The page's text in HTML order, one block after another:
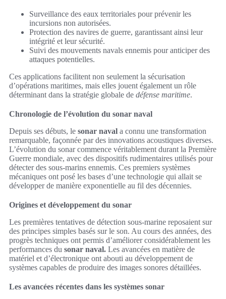
Surveillance des eaux territoriales pour prévenir les
incursions non autorisées.
Protection des navires de guerre, garantissant ainsi leur
intégrité et leur sécurité.
Suivi des mouvements navals ennemis pour anticiper des
attaques potentielles.
Ces applications facilitent non seulement la sécurisation
d’opérations maritimes, mais elles jouent également un rôle
déterminant dans la stratégie globale de défense maritime.
Chronologie de l’évolution du sonar naval
Depuis ses débuts, le sonar naval a connu une transformation
remarquable, façonnée par des innovations acoustiques diverses.
L’évolution du sonar commence véritablement durant la Première
Guerre mondiale, avec des dispositifs rudimentaires utilisés pour
détecter des sous-marins ennemis. Ces premiers systèmes
mécaniques ont posé les bases d’une technologie qui allait se
développer de manière exponentielle au fil des décennies.
Origines et développement du sonar
Les premières tentatives de détection sous-marine reposaient sur
des principes simples basés sur le son. Au cours des années, des
progrès techniques ont permis d’améliorer considérablement les
performances du sonar naval. Les avancées en matière de
matériel et d’électronique ont abouti au développement de
systèmes capables de produire des images sonores détaillées.
Les avancées récentes dans les systèmes sonar